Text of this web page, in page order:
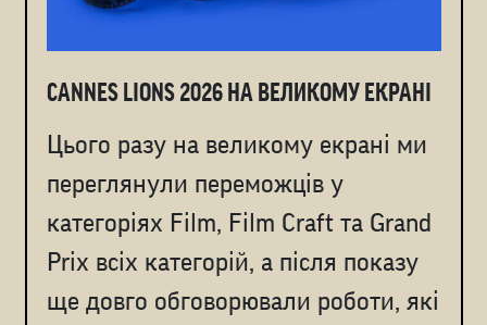
CANNES LIONS 2026 НА ВЕЛИКОМУ ЕКРАНІ
Цього разу на великому екрані ми
переглянули переможців у
категоріях Film, Film Craft та Grand
Prix всіх категорій, а після показу
ще довго обговорювали роботи, які